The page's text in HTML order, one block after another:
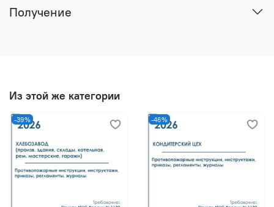
Получение
Из этой же категории
-39% -46%